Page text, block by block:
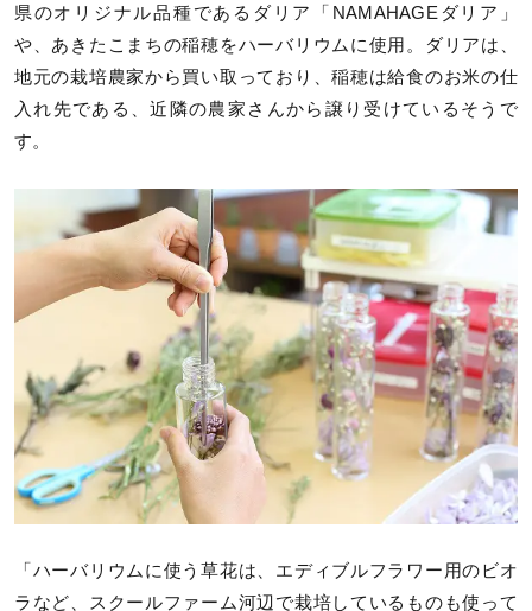
県のオリジナル品種であるダリア「NAMAHAGEダリア」
や、あきたこまちの稲穂をハーバリウムに使用。ダリアは、
地元の栽培農家から買い取っており、稲穂は給食のお米の仕
入れ先である、近隣の農家さんから譲り受けているそうで
す。
「ハーバリウムに使う草花は、エディブルフラワー用のビオ
ラなど、スクールファーム河辺で栽培しているものも使って